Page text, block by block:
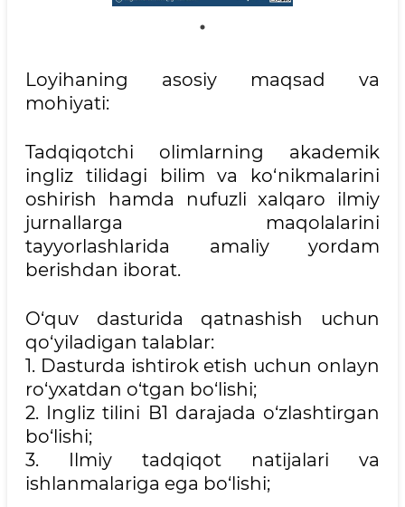
Loyihaning asosiy maqsad va
mohiyati:
Tadqiqotchi olimlarning akademik
ingliz tilidagi bilim va ko‘nikmalarini
oshirish hamda nufuzli xalqaro ilmiy
jurnallarga maqolalarini
tayyorlashlarida amaliy yordam
berishdan iborat.
O‘quv dasturida qatnashish uchun
qo‘yiladigan talablar:
1. Dasturda ishtirok etish uchun onlayn
ro‘yxatdan o‘tgan bo‘lishi;
2. Ingliz tilini B1 darajada o‘zlashtirgan
bo‘lishi;
3. Ilmiy tadqiqot natijalari va
ishlanmalariga ega bo‘lishi;